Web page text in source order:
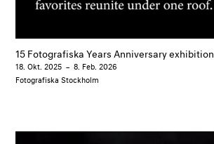
15 Fotografiska Years Anniversary exhibition
18. Okt. 2025 –8. Feb. 2026
Fotografiska Stockholm